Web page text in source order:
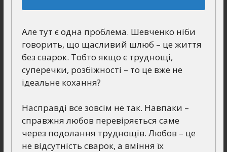
Але тут є одна проблема. Шевченко ніби
говорить, що щасливий шлюб – це життя
без сварок. Тобто якщо є труднощі,
суперечки, розбіжності – то це вже не
ідеальне кохання?
Насправді все зовсім не так. Навпаки –
справжня любов перевіряється саме
через подолання труднощів. Любов – це
не відсутність сварок, а вміння їх